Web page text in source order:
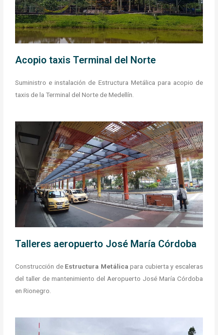
Acopio taxis Terminal del Norte
Suministro e instalación de Estructura Metálica para acopio de
taxis de la Terminal del Norte de Medellín.
Talleres aeropuerto José María Córdoba
Construcción deEstructura Metálica para cubierta y escaleras
del taller de mantenimiento del Aeropuerto José María Córdoba
en Rionegro.